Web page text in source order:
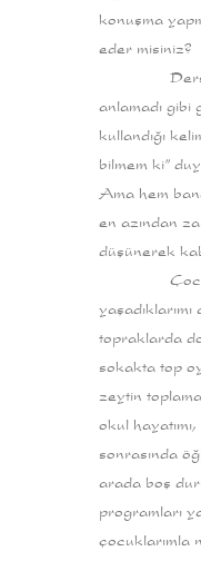
konuşma
eder misiniz?
anlamadı gibi
kullandığı
bilmem ki”
Ama hem
en azından
düşünerek
topraklarda
sokakta top
zeytin
okul
sonrasında
arada boş
programları
çocuklarımla